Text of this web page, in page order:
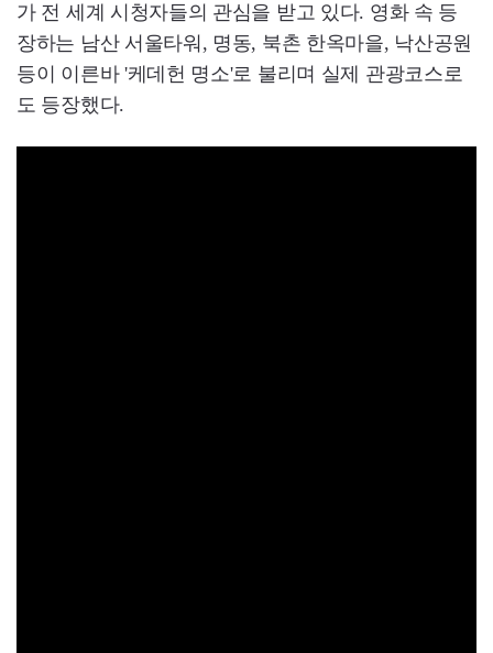
가 전 세계 시청자들의 관심을 받고 있다. 영화 속 등
장하는 남산 서울타워, 명동, 북촌 한옥마을, 낙산공원
등이 이른바 '케데헌 명소'로 불리며 실제 관광코스로
도 등장했다.